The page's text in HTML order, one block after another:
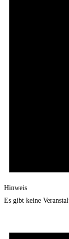
Hinweis
Es gibt keine